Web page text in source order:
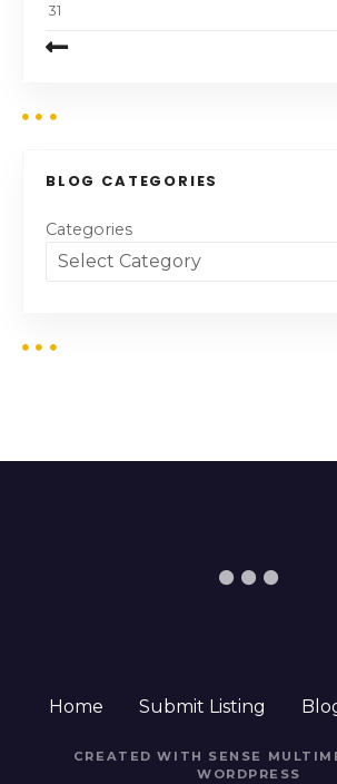
31
BLOG CATEGORIES
Categories
Home Submit Listing
CREATED WITH SENSE
WORDPRESS